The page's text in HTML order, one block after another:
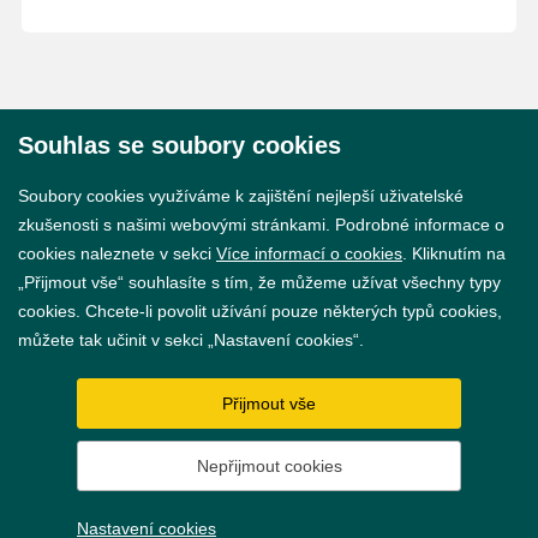
GDPR
Nastavení cookies
Souhlas se soubory cookies
Soubory cookies využíváme k zajištění nejlepší uživatelské
zkušenosti s našimi webovými stránkami. Podrobné informace o
cookies naleznete v sekci Více informací o cookies . Kliknutím na
„Přijmout vše“ souhlasíte s tím, že můžeme užívat všechny typy
cookies. Chcete-li povolit užívání pouze některých typů cookies,
můžete tak učinit v sekci „Nastavení cookies“.
Přijmout vše
Nepřijmout cookies
Nastavení cookies